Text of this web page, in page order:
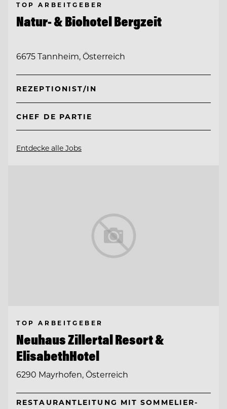
TOP ARBEITGEBER
Natur- & Biohotel Bergzeit
6675 Tannheim, Österreich
REZEPTIONIST/IN
CHEF DE PARTIE
Entdecke alle Jobs
TOP ARBEITGEBER
Neuhaus Zillertal Resort &
ElisabethHotel
6290 Mayrhofen, Österreich
RESTAURANTLEITUNG MIT SOMMELIER-